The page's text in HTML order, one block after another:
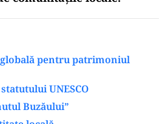
pentru patrimoniul
UNESCO
Buzăului”